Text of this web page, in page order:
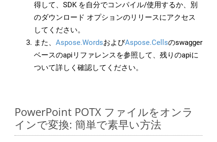
得して、SDK を自分でコンパイル/使用するか、別
のダウンロード オプションのリリースにアクセス
してください。
また、 Aspose.WordsおよびAspose.Cellsのswagger
ベースのapiリファレンスを参照して、残りのapiに
ついて詳しく確認してください。
PowerPoint POTX ファイルをオンラ
インで変換: 簡単で素早い方法